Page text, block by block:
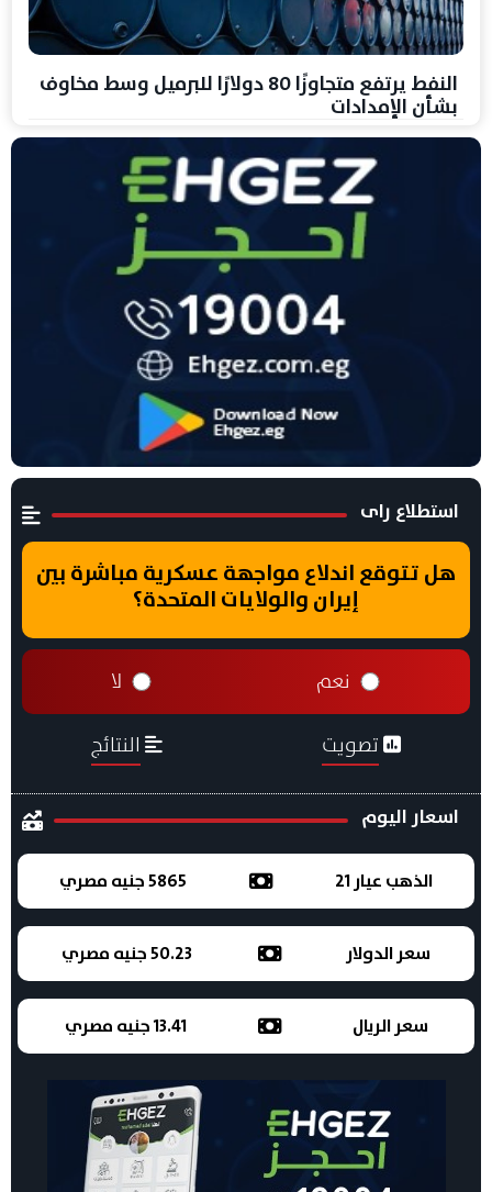
النفط يرتفع متجاوزًا 80 دولارًا للبرميل وسط مخاوف
بشأن الإمدادات
استطلاع راى
هل تتوقع اندلاع مواجهة عسكرية مباشرة بين
إيران والولايات المتحدة؟
نعم لا
تصويت النتائج
اسعار اليوم
الذهب عيار 21 5865 جنيه مصري
سعر الدولار 50.23 جنيه مصري
سعر الريال 13.41 جنيه مصري